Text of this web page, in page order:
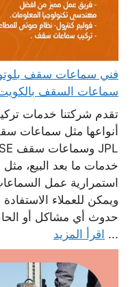
سماعات السقف
تقدم شركتنا خدمات
أنواعها مثل سماعات
خدمات ما بعد البيع،
استمرارية عمل
ويمكن للعملاء
حدوث أي مشاكل أو
... اقرأ المزيد